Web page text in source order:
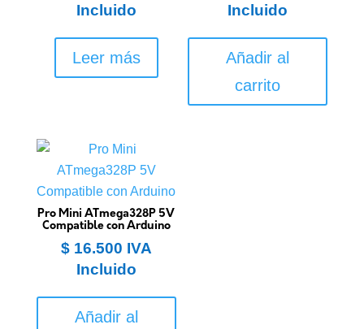
Incluido
Leer más
Incluido
Añadir al
carrito
Pro Mini ATmega328P 5V
Compatible con Arduino
$16.500 IVA
Incluido
Añadir al